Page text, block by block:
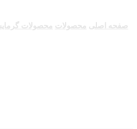
صفحه اصلی محصولات محصولات